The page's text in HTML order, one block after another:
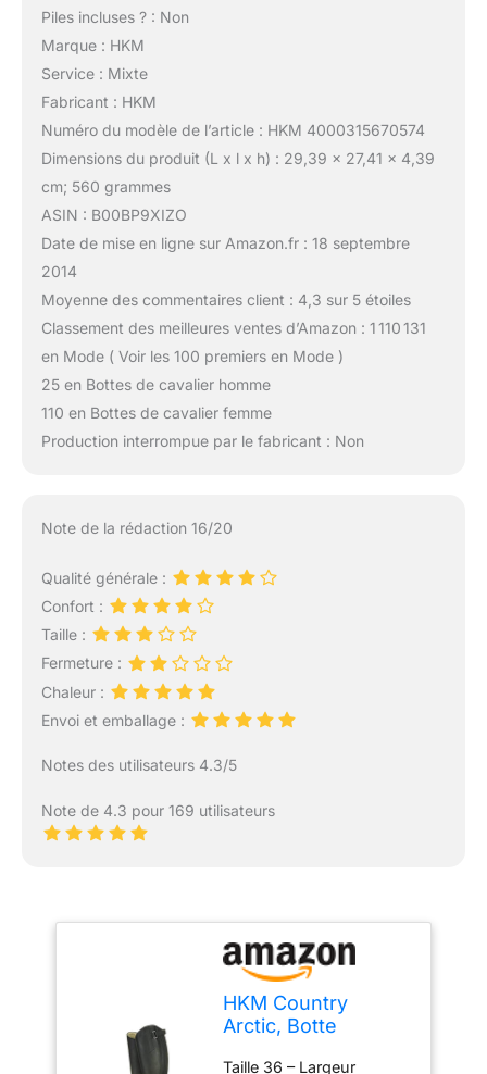
Piles incluses ? : Non
Marque : HKM
Service : Mixte
Fabricant : HKM
Numéro du modèle de l’article : HKM 4000315670574
Dimensions du produit (L x l x h) : 29,39 x 27,41 x 4,39
cm; 560 grammes
ASIN : B00BP9XIZO
Date de mise en ligne sur Amazon.fr : 18 septembre
2014
Moyenne des commentaires client : 4,3 sur 5 étoiles
Classement des meilleures ventes d’Amazon : 1 110 131
en Mode ( Voir les 100 premiers en Mode )
25 en Bottes de cavalier homme
110 en Bottes de cavalier femme
Production interrompue par le fabricant : Non
Note de la rédaction 16/20
Qualité générale :
Confort :
Taille :
Fermeture :
Chaleur :
Envoi et emballage :
Notes des utilisateurs 4.3/5
Note de 4.3 pour 169 utilisateurs
HKM Country
Arctic, Botte
Taille 36 – Largeur